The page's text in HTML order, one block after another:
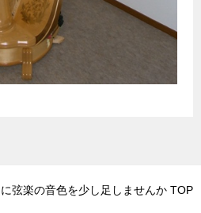
弦楽の音色を少し足しませんか TOP